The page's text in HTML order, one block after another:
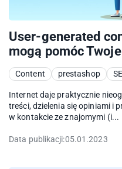
User-generated
mogą pomóc
Content prestashop
Internet daje praktycznie
treści, dzielenia się opiniami i
w kontakcie ze znajomymi (i...
Data publikacji:05.01.2023